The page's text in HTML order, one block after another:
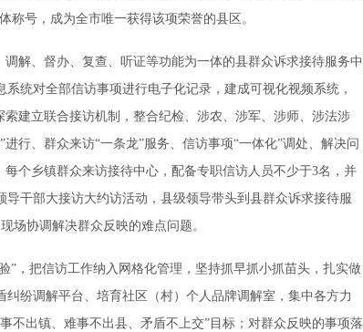
称号，成为全市唯一获得该项荣誉的县区。
解、督办、复查、听证等功能为一体的县群众诉求接待服务中
统对全部信访事项进行电子化记录，建成可视化视频系统，
建立联合接访机制，整合纪检、涉农、涉军、涉师、涉法涉
行、群众来访“一条龙”服务、信访事项“一体化”调处、解决问
个乡镇群众来访接待中心，配备专职信访人员不少于3名，并
干部大接访大约访活动，县级领导带头到县群众诉求接待服
场协调解决群众反映的难点问题。
”，把信访工作纳入网格化管理，坚持抓早抓小抓苗头，扎实做
纷调解平台、培育社区（村）个人品牌调解室，集中各方力
不出镇、难事不出县、矛盾不上交”目标；对群众反映的事项落